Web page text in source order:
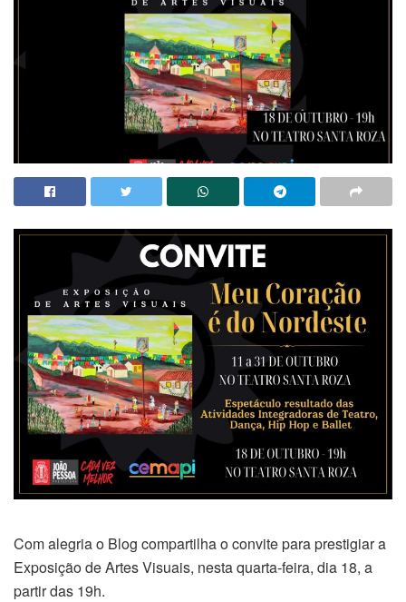
Com alegria o Blog compartilha o convite para prestigiar a
Exposição de Artes Visuais, nesta quarta-feira, dia 18, a
partir das 19h.